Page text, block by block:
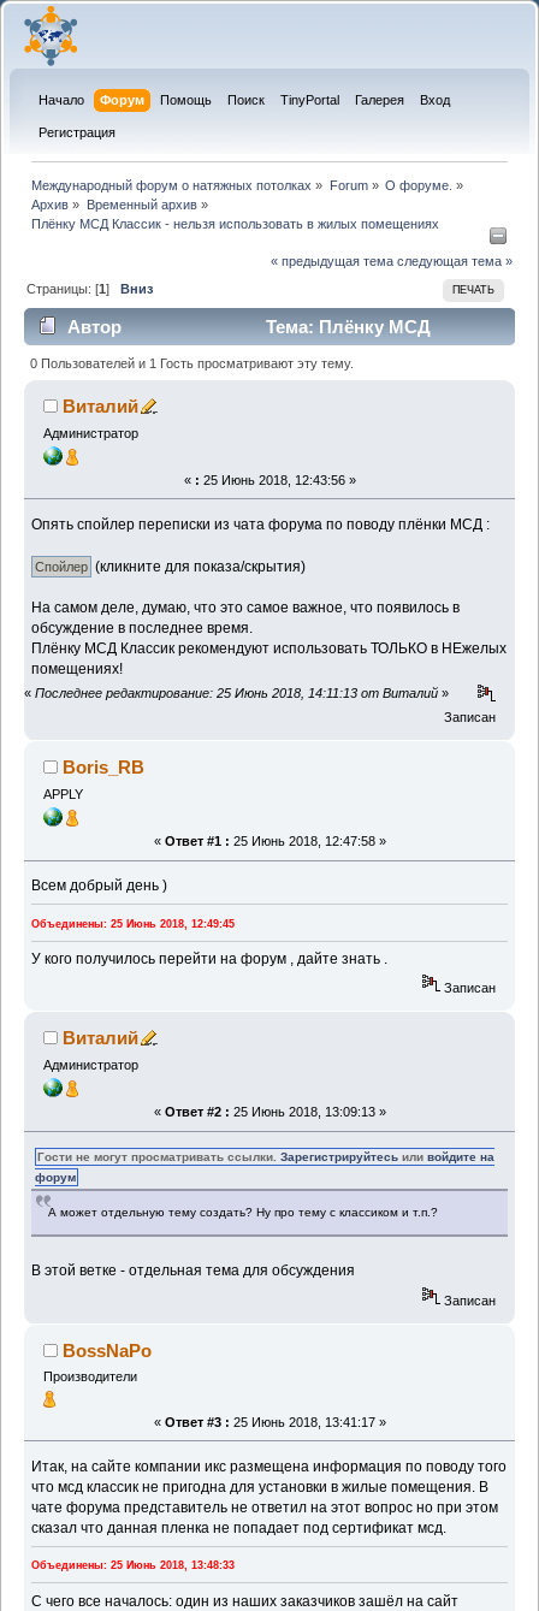
Начало Форум Помощь Поиск TinyPortal Галерея Вход
Регистрация
Международный форум о натяжных потолках » Forum» О форуме. »
Архив » Временный архив»
Плёнку МСД Классик - нельзя использовать в жилых помещениях
« предыдущая тема следующая тема »
ПЕЧАТЬ
Страницы: [1]Вниз
Автор
Тема: Плёнку МСД
Классик - нельзя использовать в жилых
помещениях (Прочитано 19326 раз)
0 Пользователей и 1 Гость просматривают эту тему.
Виталий
Администратор
« : 25 Июнь 2018, 12:43:56 »
Опять спойлер переписки из чата форума по поводу плёнки МСД :
(кликните для показа/скрытия)
На самом деле, думаю, что это самое важное, что появилось в
обсуждение в последнее время.
Плёнку МСД Классик рекомендуют использовать ТОЛЬКО в НЕжелых
помещениях!
« Последнее редактирование: 25 Июнь 2018, 14:11:13 от Виталий »
Записан
Boris_RB
APPLY
« Ответ #1 : 25 Июнь 2018, 12:47:58 »
Всем добрый день )
Объединены: 25 Июнь 2018, 12:49:45
У кого получилось перейти на форум , дайте знать .
Записан
Виталий
Администратор
« Ответ #2 : 25 Июнь 2018, 13:09:13 »
Гости не могут просматривать ссылки.Зарегистрируйтесь иливойдите на
форум
А может отдельную тему создать? Ну про тему с классиком и т.п.?
В этой ветке - отдельная тема для обсуждения
Записан
BossNaPo
Производители
« Ответ #3 : 25 Июнь 2018, 13:41:17 »
Итак, на сайте компании икс размещена информация по поводу того
что мсд классик не пригодна для установки в жилые помещения. В
чате форума представитель не ответил на этот вопрос но при этом
сказал что данная пленка не попадает под сертификат мсд.
Объединены: 25 Июнь 2018, 13:48:33
С чего все началось: один из наших заказчиков зашёл на сайт